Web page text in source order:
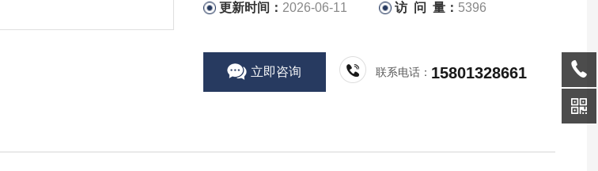
更新时间： 2026-06-11 访 问 量： 5396
立即咨询 联系电话： 15801328661